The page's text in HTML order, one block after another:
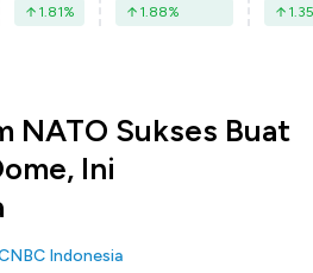
1.81% 1.88% 1.35
NATO Sukses Buat
Ini
Indonesia